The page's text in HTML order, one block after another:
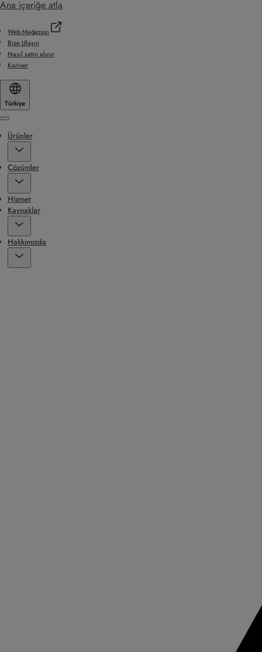
Ana içeriğe atla
Web Mağazası
Bize Ulaşın
Nasıl satın alınır
Kariyer
Türkiye
Menu
Ürünler
Çözümler
Hizmet
Kaynaklar
Hakkımızda